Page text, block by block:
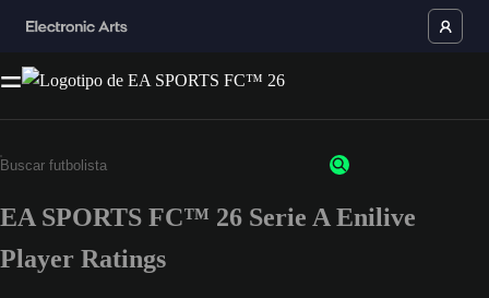
EA SPORTS FC™ 26 Serie A Enilive
Player Ratings